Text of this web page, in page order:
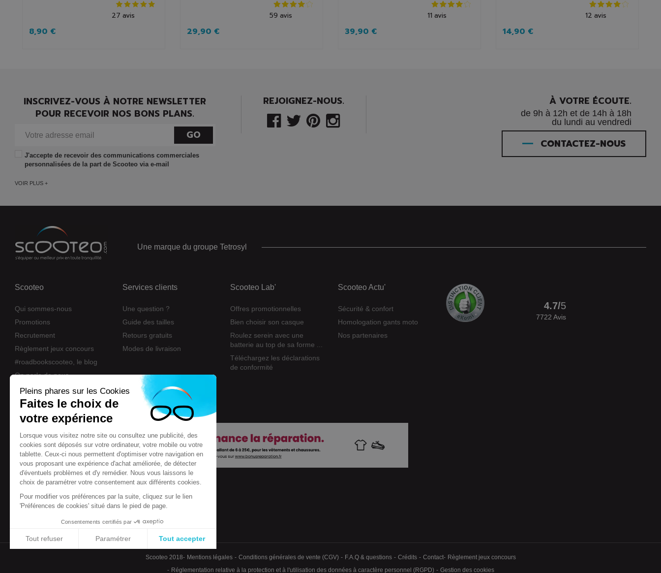
27 avis
8,90 €
59 avis
29,90 €
11 avis
39,90 €
12 avis
14,90 €
INSCRIVEZ-VOUS À NOTRE NEWSLETTER
POUR RECEVOIR NOS BONS PLANS.
GO
J'accepte de recevoir des communications commerciales
personnalisées de la part de Scooteo via e-mail
VOIR PLUS +
REJOIGNEZ-NOUS. À VOTRE ÉCOUTE.
de 9h à 12h et de 14h à 18h
du lundi au vendredi
CONTACTEZ-NOUS
Une marque du groupe Tetrosyl
Scooteo
Qui sommes-nous
Promotions
Recrutement
Règlement jeux concours
#roadbookscooteo, le blog
On parle de nous
Nos marques
Services clients
Une question ?
Guide des tailles
Retours gratuits
Modes de livraison
Scooteo Lab'
Offres promotionnelles
Bien choisir son casque
Roulez serein avec une
batterie au top de sa forme ...
Téléchargez les déclarations
de conformité
Scooteo Actu'
Sécurité & confort
Homologation gants moto
Nos partenaires
Eco-participation
4.7/5
7722 Avis
Scooteo 2018 Mentions légales Conditions générales de vente (CGV) F.A.Q & questions Crédits Contact
Règlement jeux concours
Réglementation relative à la protection et à l'utilisation des données à caractère personnel (RGPD)
Gestion des cookies
Pleins phares sur les Cookies
Faites le choix de
votre expérience
Lorsque vous visitez notre site ou consultez une publicité, des
cookies sont déposés sur votre ordinateur, votre mobile ou votre
tablette. Ceux-ci nous permettent d'optimiser votre navigation en
vous proposant une expérience d'achat améliorée, de détecter
d'éventuels problèmes et d'y remédier. Nous vous laissons le
choix de paramétrer votre consentement aux différents cookies.
Pour modifier vos préférences par la suite, cliquez sur le lien
'Préférences de cookies' situé dans le pied de page.
Consentements certifiés par
Tout refuser Paramétrer Tout accepter
Plateforme de Gestion du Consentement : Personnalisez vos Options
Notre plateforme vous permet d'adapter et de gérer vos paramètres de confidentialité, en garantissant la conformité avec les réglementations. Personnalisez vos préférences pour contrôler la manière dont vos informations sont